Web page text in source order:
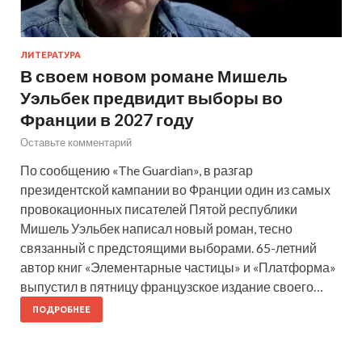
ЛИТЕРАТУРА
В своем новом романе Мишель
Уэльбек предвидит выборы во
Франции в 2027 году
Оставьте комментарий
По сообщению «The Guardian», в разгар
президентской кампании во Франции один из самых
провокационных писателей Пятой республики
Мишель Уэльбек написал новый роман, тесно
связанный с предстоящими выборами. 65-летний
автор книг «Элементарные частицы» и «Платформа»
выпустил в пятницу французское издание своего…
ПОДРОБНЕЕ